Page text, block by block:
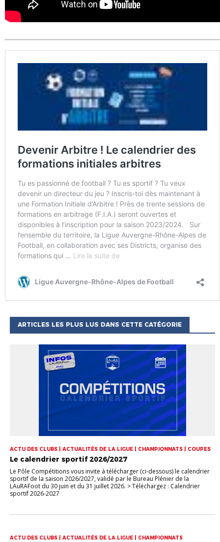
ARTICLES LES PLUS LUS DANS CETTE CATÉGORIE
ACTU DES CLUBS | ACTUALITÉS DE LA LIGUE | CHAMPIONNATS | COUPES
Le calendrier sportif 2026/2027
Le Pôle Compétitions vous invite à télécharger (ci-dessous) le calendrier
sportif de la saison 2026/2027, validé par le Bureau Plénier de la
LAuRAFoot du 30 juin et du 31 juillet 2026. > Téléchargez : Calendrier
sportif 2026-2027
ACTU DES CLUBS | ACTUALITÉS DE LA LIGUE | CHAMPIONNATS